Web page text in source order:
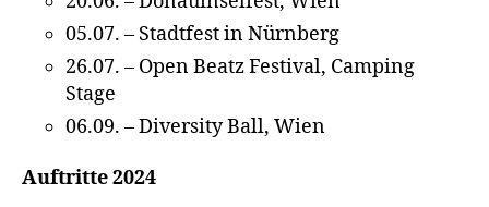
05.07. – Stadtfest in Nürnberg
26.07. – Open Beatz Festival, Camping
Stage
06.09. – Diversity Ball, Wien
Auftritte 2024